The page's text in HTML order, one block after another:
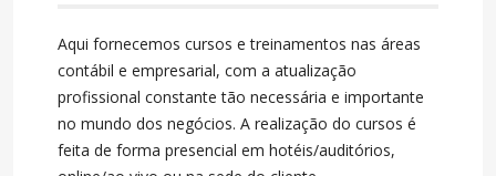
Aqui fornecemos cursos e treinamentos nas áreas
contábil e empresarial, com a atualização
profissional constante tão necessária e importante
no mundo dos negócios. A realização do cursos é
feita de forma presencial em hotéis/auditórios,